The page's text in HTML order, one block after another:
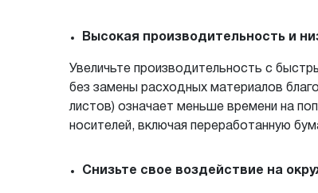
Высокая производительность и
Увеличьте производительность с
без замены расходных материалов
листов) означает меньше времени на
носителей, включая переработанную
Снизьте свое воздействие на